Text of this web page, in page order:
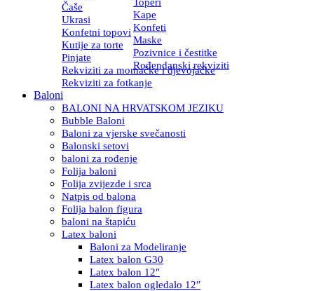
Čaše
Ukrasi
Kape
Konfetni topovi Konfeti
Kutije za torte
Maske
Pinjate
Pozivnice i čestitke
Rekviziti za momačke i djevojačke
Rođendanski rekviziti
Rekviziti za fotkanje
Baloni
BALONI NA HRVATSKOM JEZIKU
Bubble Baloni
Baloni za vjerske svečanosti
Balonski setovi
baloni za rođenje
Folija baloni
Folija zvijezde i srca
Natpis od balona
Folija balon figura
baloni na štapiću
Latex baloni
Baloni za Modeliranje
Latex balon G30
Latex balon 12″
Latex balon ogledalo 12″